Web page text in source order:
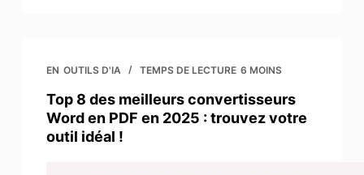
EN OUTILS D'IA TEMPS DE LECTURE 6 MOINS
Top 8 des meilleurs convertisseurs
Word en PDF en 2025 : trouvez votre
outil idéal !